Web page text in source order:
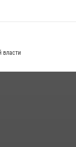
власти